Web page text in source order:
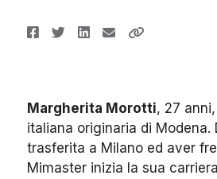
Margherita Morotti, 27
italiana originaria di Modena.
trasferita a Milano ed aver
Mimaster inizia la sua